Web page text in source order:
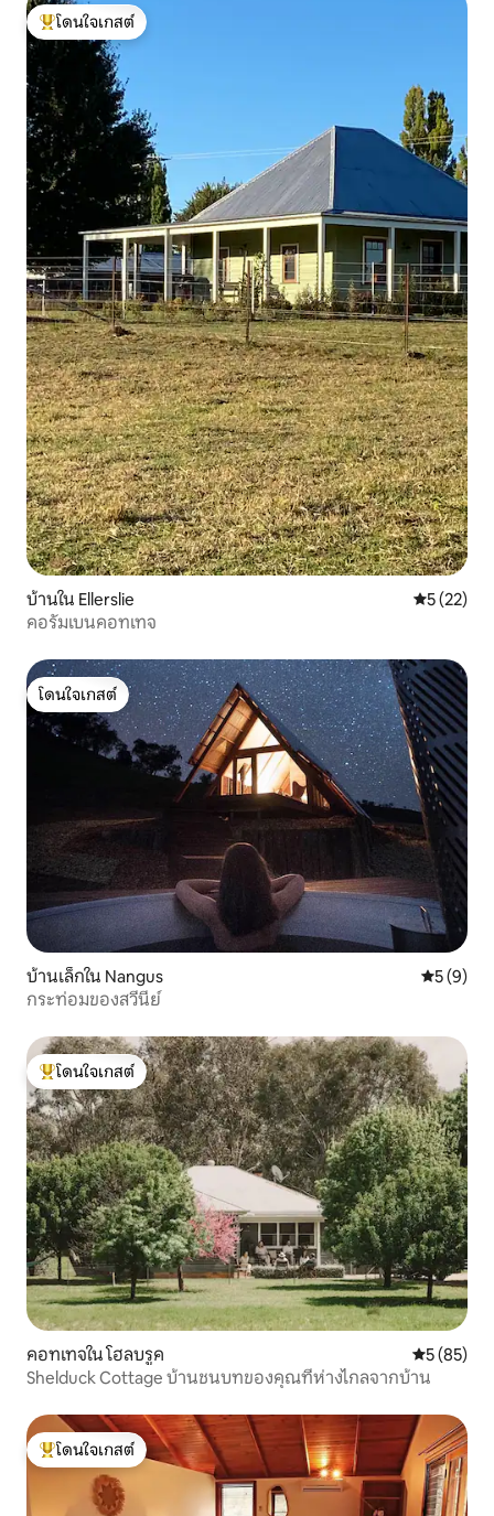
โดนใจเกสต์ที่สุด
โดนใจเกสต์
บ้านใน Ellerslie คะแนนเฉลี่
5 (22)
คอรัมเบนคอทเทจ
โดนใจเกสต์
โดนใจเกสต์
บ้านเล็กใน Nangus คะแนนเฉ
5 (9)
กระท่อมของสวีนีย์
โดนใจเกสต์ที่สุด
โดนใจเกสต์
คอทเทจใน โฮลบรูค คะแนนเฉลี่
5 (85)
Shelduck Cottage บ้านชนบทของคุณที่ห่างไกลจากบ้าน
โดนใจเกสต์ที่สุด
โดนใจเกสต์